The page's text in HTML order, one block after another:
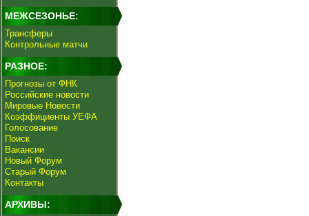
МЕЖСЕЗОНЬЕ:
Трансферы
Контрольные матчи
РАЗНОЕ:
Прогнозы от ФНК
Российские новости
Мировые Новости
Коэффициенты УЕФА
Голосование
Поиск
Вакансии
Новый Форум
Старый Форум
Контакты
АРХИВЫ: